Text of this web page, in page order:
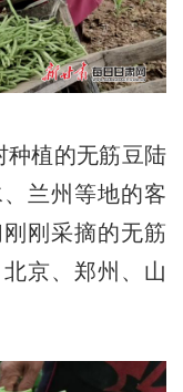
植的无筋豆陆
兰州等地的客
刚采摘的无筋
京、郑州、山